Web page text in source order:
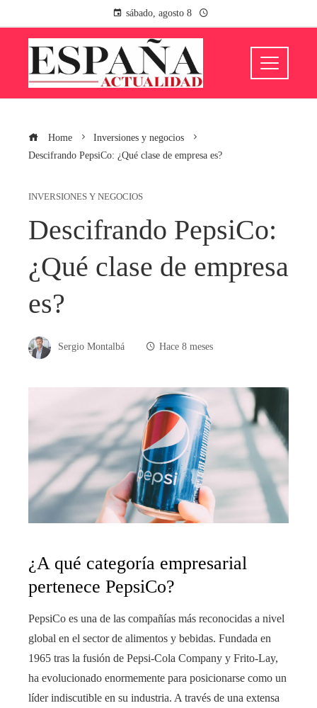
sábado, agosto 8
Home
Inversiones y negocios
Descifrando PepsiCo: ¿Qué clase de empresa es?
INVERSIONES Y NEGOCIOS
Descifrando PepsiCo:
¿Qué clase de empresa
es?
Sergio Montalbá Hace 8 meses
¿A qué categoría empresarial
pertenece PepsiCo?
PepsiCo es una de las compañías más reconocidas a nivel
global en el sector de alimentos y bebidas. Fundada en
1965 tras la fusión de Pepsi-Cola Company y Frito-Lay,
ha evolucionado enormemente para posicionarse como un
líder indiscutible en su industria. A través de una extensa